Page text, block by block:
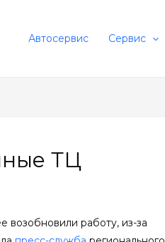
Автосервис Сервис
ТЦ
возобновили работу, из-за